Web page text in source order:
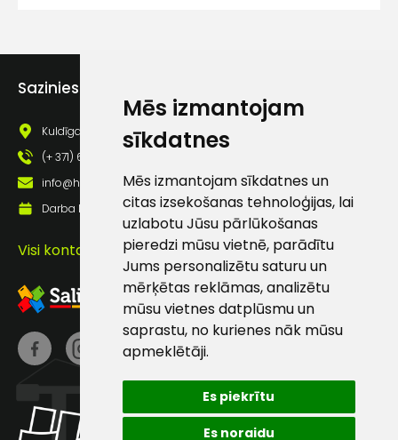
Mēs izmantojam
sīkdatnes
Mēs izmantojam sīkdatnes un
citas izsekošanas tehnoloģijas, lai
uzlabotu Jūsu pārlūkošanas
pieredzi mūsu vietnē, parādītu
Jums personalizētu saturu un
mērķētas reklāmas, analizētu
mūsu vietnes datplūsmu un
saprastu, no kurienes nāk mūsu
apmeklētāji.
Es piekrītu
Es noraidu
Sazinies ar mums
Kuldīgas iela 69a, Saldus, Saldus nov., LV - 3801
(+ 371) 63 881 186
info@hards.lv
Darba laiks: Darbadienās: 8:00 - 17:00
Visi kontakti
Sūtīt ziņojumu
Klientu
atbalsts
Darbdienās:
8:00 – 17:00
info@hards.lv